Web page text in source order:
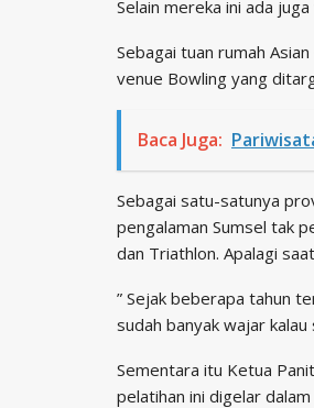
Selain mereka ini ada
Sebagai tuan rumah
venue Bowling yang
Baca Juga:
Sebagai satu-satunya
pengalaman Sumsel tak
dan Triathlon. Apalagi
” Sejak beberapa tahun
sudah banyak wajar
Sementara itu Ketua
pelatihan ini digelar